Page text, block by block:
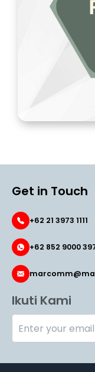
Get in Touch
+62 21 3973 1111
+62 852 9000
Ikuti Kami